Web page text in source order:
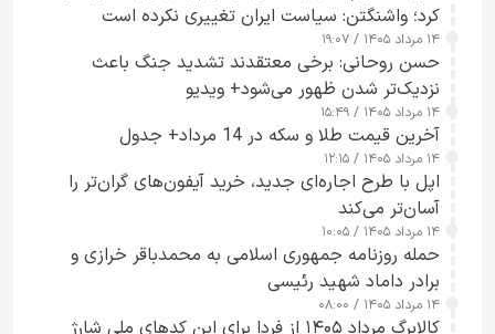
کرد؛ واشنگتن: سیاست ایران تغییری نکرده است
۱۴ مرداد ۱۴۰۵ / ۱۹:۰۷
حسن روحانی: برخی معتقدند تشدید جنگ باعث
نزدیک‌تر شدن ظهور می‌شود+ ویدیو
۱۴ مرداد ۱۴۰۵ / ۱۵:۴۹
آخرین قیمت طلا و سکه در 14 مرداد+ جدول
۱۴ مرداد ۱۴۰۵ / ۱۲:۱۵
اپل با طرح اجاره‌ای جدید، خرید آیفون‌های گران‌تر را
آسان‌تر می‌کند
۱۴ مرداد ۱۴۰۵ / ۱۰:۰۵
حمله روزنامه جمهوری اسلامی به محمدباقر خرازی و
برادر داماد شهید رئیسی
۱۴ مرداد ۱۴۰۵ / ۰۸:۰۰
کالابرگ مرداد ۱۴۰۵ از فردا برای این کدهای ملی شارژ